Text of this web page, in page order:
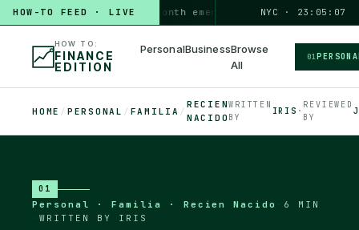
HOW-TO FEED · LIVE
HOW TO build a 3-month emergency fund PERSONAL · 6 MIN
NYC · 23:05:07
HOW TO:
FINANCE
EDITION
PersonalBusinessBrowse
All
01
HOME / PERSONAL / FAMILIA /
RECIEN
NACIDO
WRITTEN
BY
IRIS ·
REVIEWED
BY
01
Personal · Familia · Recien Nacido
6 MIN
WRITTEN BY IRIS